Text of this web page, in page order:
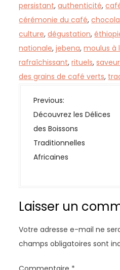
persistant,authenticité,
cérémonie du café,
culture,dégustation,
nationale,jebena,moulus à
rafraîchissant,rituels,
des grains de café verts,
N
a
v
i
g
o
d
e
l
Previous:
Découvrez les Délices
des Boissons
Traditionnelles
Africaines
Laisser un
Votre adresse e-mail ne
champs obligatoires sont